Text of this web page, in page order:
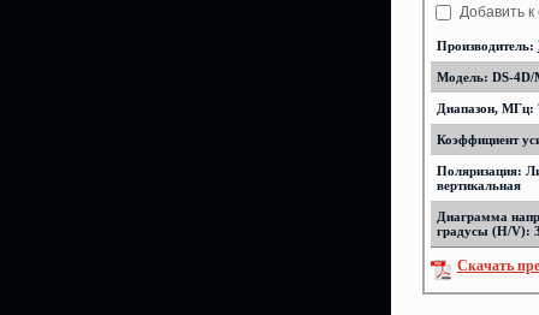
Добавить
Производитель:
Модель: DS-4D/
Диапазон, МГц:
Коэффициент
Поляризация:
вертикальная
Диаграмма
градусы (H/V):
Скачать